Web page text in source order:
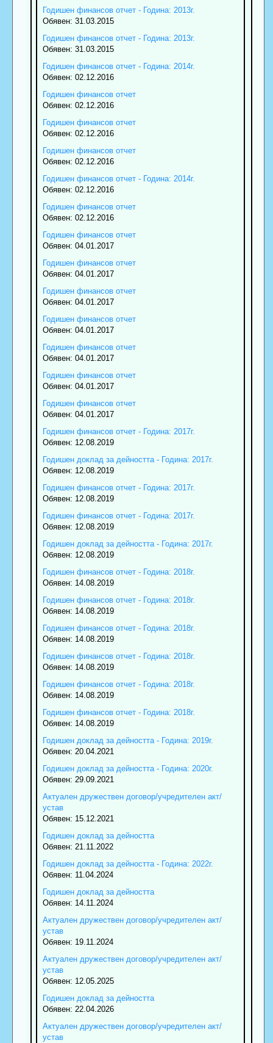
Годишен финансов отчет - Година: 2013г.
Обявен: 31.03.2015
Годишен финансов отчет - Година: 2013г.
Обявен: 31.03.2015
Годишен финансов отчет - Година: 2014г.
Обявен: 02.12.2016
Годишен финансов отчет
Обявен: 02.12.2016
Годишен финансов отчет
Обявен: 02.12.2016
Годишен финансов отчет
Обявен: 02.12.2016
Годишен финансов отчет - Година: 2014г.
Обявен: 02.12.2016
Годишен финансов отчет
Обявен: 02.12.2016
Годишен финансов отчет
Обявен: 04.01.2017
Годишен финансов отчет
Обявен: 04.01.2017
Годишен финансов отчет
Обявен: 04.01.2017
Годишен финансов отчет
Обявен: 04.01.2017
Годишен финансов отчет
Обявен: 04.01.2017
Годишен финансов отчет
Обявен: 04.01.2017
Годишен финансов отчет
Обявен: 04.01.2017
Годишен финансов отчет - Година: 2017г.
Обявен: 12.08.2019
Годишен доклад за дейността - Година: 2017г.
Обявен: 12.08.2019
Годишен финансов отчет - Година: 2017г.
Обявен: 12.08.2019
Годишен финансов отчет - Година: 2017г.
Обявен: 12.08.2019
Годишен доклад за дейността - Година: 2017г.
Обявен: 12.08.2019
Годишен финансов отчет - Година: 2018г.
Обявен: 14.08.2019
Годишен финансов отчет - Година: 2018г.
Обявен: 14.08.2019
Годишен финансов отчет - Година: 2018г.
Обявен: 14.08.2019
Годишен финансов отчет - Година: 2018г.
Обявен: 14.08.2019
Годишен финансов отчет - Година: 2018г.
Обявен: 14.08.2019
Годишен финансов отчет - Година: 2018г.
Обявен: 14.08.2019
Годишен доклад за дейността - Година: 2019г.
Обявен: 20.04.2021
Годишен доклад за дейността - Година: 2020г.
Обявен: 29.09.2021
Актуален дружествен договор/учредителен акт/
устав
Обявен: 15.12.2021
Годишен доклад за дейността
Обявен: 21.11.2022
Годишен доклад за дейността - Година: 2022г.
Обявен: 11.04.2024
Годишен доклад за дейността
Обявен: 14.11.2024
Актуален дружествен договор/учредителен акт/
устав
Обявен: 19.11.2024
Актуален дружествен договор/учредителен акт/
устав
Обявен: 12.05.2025
Годишен доклад за дейността
Обявен: 22.04.2026
Актуален дружествен договор/учредителен акт/
устав